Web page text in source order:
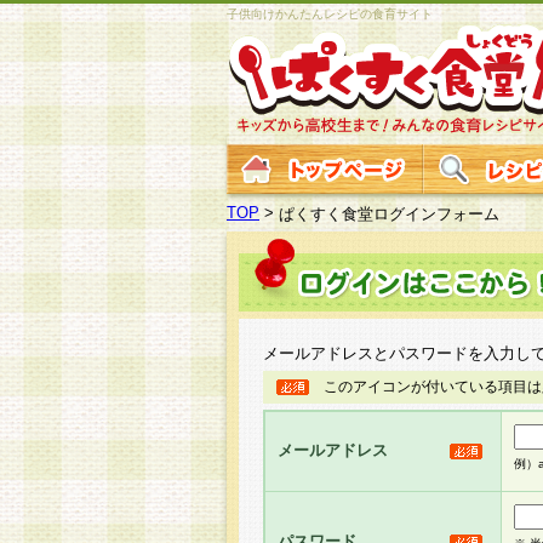
子供向けかんたんレシピの食育サイト
TOP >ぱくすく食堂ログインフォーム
メールアドレスとパスワードを入力し
このアイコンが付いている項目
メールアドレス
例）